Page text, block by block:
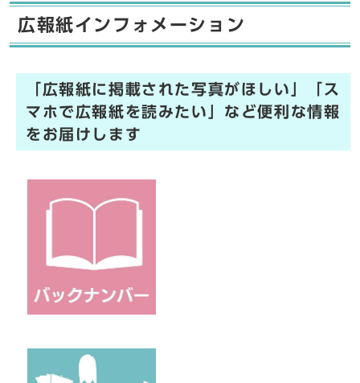
広報紙インフォメーション
「広報紙に掲載された写真がほしい」「ス
マホで広報紙を読みたい」など便利な情報
をお届けします